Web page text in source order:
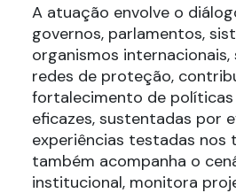
A atuação envolve o
governos, parlamentos,
organismos
redes de proteção,
fortalecimento de políticas
eficazes, sustentadas por
experiências testadas nos
também acompanha o
institucional, monitora